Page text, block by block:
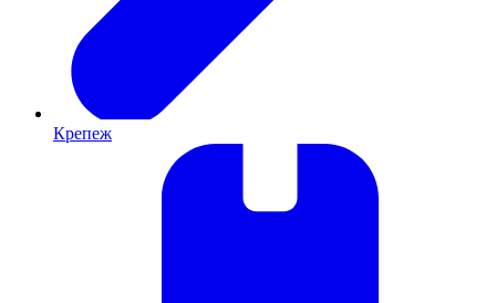
Крепеж